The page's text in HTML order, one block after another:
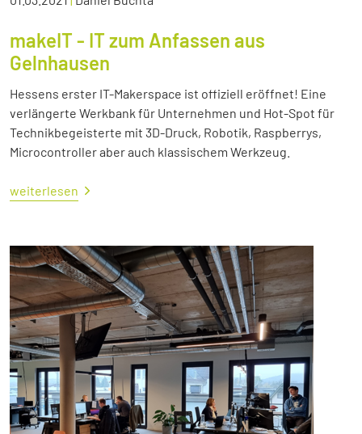
makeIT - IT zum Anfassen aus
Gelnhausen
Hessens erster IT-Makerspace ist offiziell eröffnet! Eine
verlängerte Werkbank für Unternehmen und Hot-Spot für
Technikbegeisterte mit 3D-Druck, Robotik, Raspberrys,
Microcontroller aber auch klassischem Werkzeug.
weiterlesen